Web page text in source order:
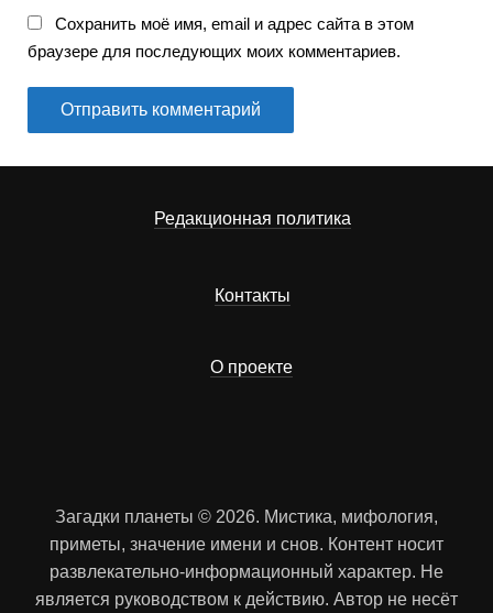
Сохранить моё имя, email и адрес сайта в этом
браузере для последующих моих комментариев.
Редакционная политика
Контакты
О проекте
Загадки планеты © 2026. Мистика, мифология,
приметы, значение имени и снов. Контент носит
развлекательно-информационный характер. Не
является руководством к действию. Автор не несёт